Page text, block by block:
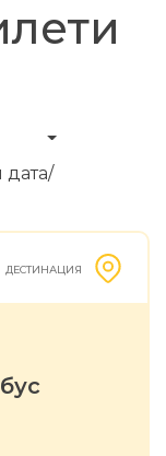
дата/
ДЕСТИНАЦИЯ